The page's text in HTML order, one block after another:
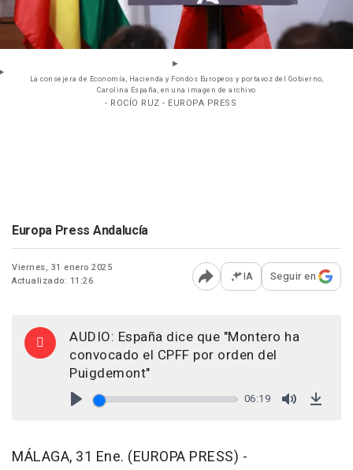
La consejera de Economía, Hacienda y Fondos Europeos y portavoz del Gobierno,
Carolina España, en una imagen de archivo
- ROCÍO RUZ - EUROPA PRESS
Europa Press Andalucía
Viernes, 31 enero 2025
Actualizado: 11:26
Abrir opciones para
IA Seguir en
AUDIO: España dice que "Montero ha
convocado el CPFF por orden del
Puigdemont"
06:19
MÁLAGA, 31 Ene. (EUROPA PRESS) -